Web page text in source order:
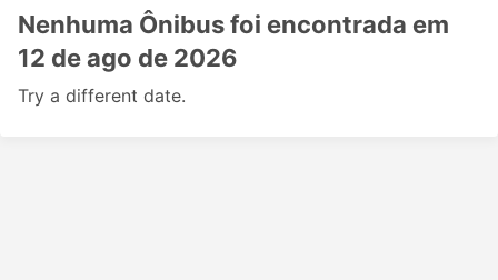
Nenhuma Ônibus foi encontrada em
12 de ago de 2026
Try a different date.